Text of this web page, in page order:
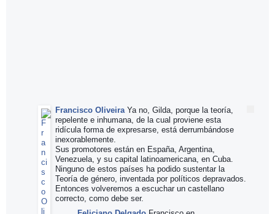
Francisco Oliveira Ya no, Gilda, porque la teoría,
repelente e inhumana, de la cual proviene esta
ridícula forma de expresarse, está derrumbándose
inexorablemente.
Sus promotores están en España, Argentina,
Venezuela, y su capital latinoamericana, en Cuba.
Ninguno de estos países ha podido sustentar la
Teoría de género, inventada por políticos depravados.
Entonces volveremos a escuchar un castellano
correcto, como debe ser.